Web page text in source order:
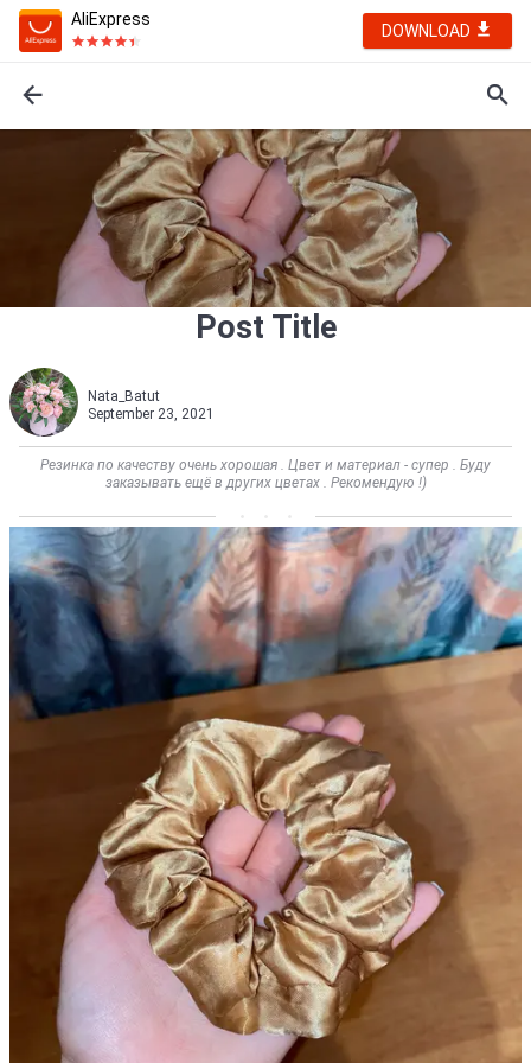
AliExpress
DOWNLOAD
Post Title
Nata_Batut
September 23, 2021
Резинка по качеству очень хорошая . Цвет и материал - супер . Буду
заказывать ещё в других цветах . Рекомендую !)